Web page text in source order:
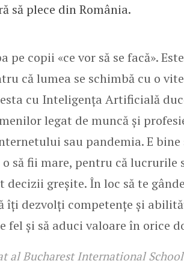
să plece din România.
pe copii «ce vor să se facă».
că lumea se schimbă cu o
cu Inteligența Artificială
legat de muncă și
sau pandemia. E bine
să fii mare, pentru că lucrurile
decizii greșite. În loc să te
îți dezvolți competențe și
fel și să aduci valoare în orice
al Bucharest International